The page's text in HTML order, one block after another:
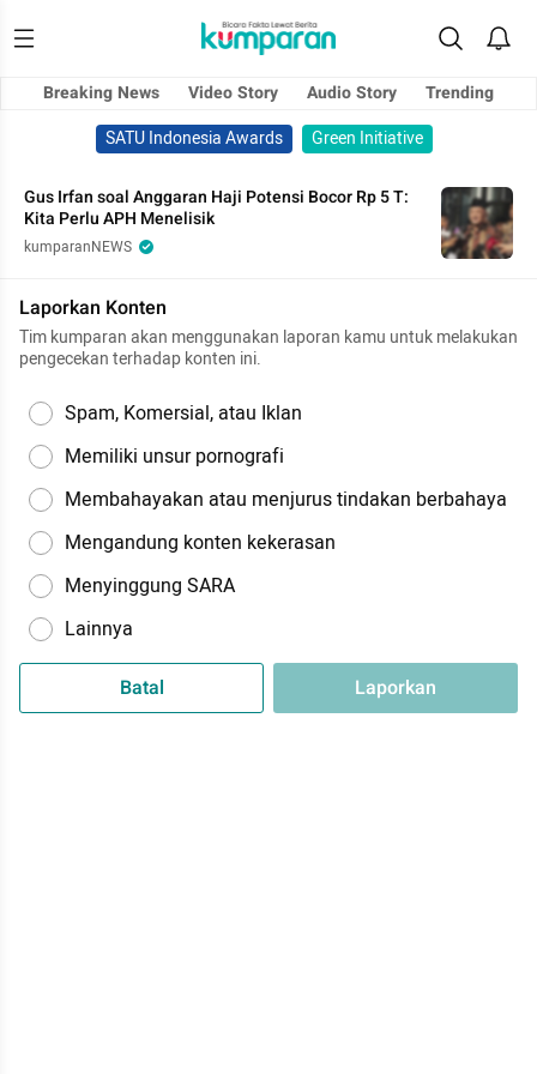
Breaking News Video Story Audio Story
Trending
SATU Indonesia Awards
Green Initiative
Gus Irfan soal Anggaran Haji Potensi Bocor Rp 5 T:
Kita Perlu APH Menelisik
kumparanNEWS
Laporkan Konten
Tim kumparan akan menggunakan laporan kamu untuk melakukan
pengecekan terhadap konten ini.
Spam, Komersial, atau Iklan
Memiliki unsur pornografi
Membahayakan atau menjurus tindakan berbahaya
Mengandung konten kekerasan
Menyinggung SARA
Lainnya
Batal Laporkan